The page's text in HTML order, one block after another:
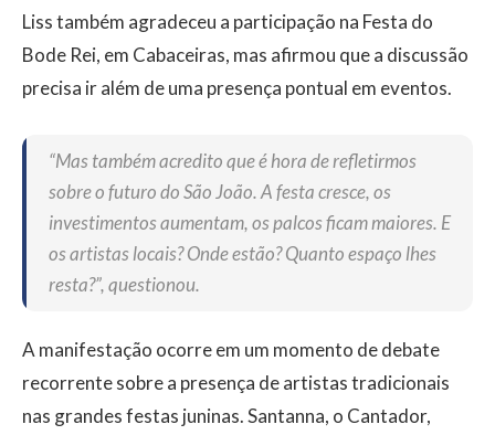
Liss também agradeceu a participação na Festa do
Bode Rei, em Cabaceiras, mas afirmou que a discussão
precisa ir além de uma presença pontual em eventos.
“Mas também acredito que é hora de refletirmos
sobre o futuro do São João. A festa cresce, os
investimentos aumentam, os palcos ficam maiores. E
os artistas locais? Onde estão? Quanto espaço lhes
resta?”, questionou.
A manifestação ocorre em um momento de debate
recorrente sobre a presença de artistas tradicionais
nas grandes festas juninas. Santanna, o Cantador,